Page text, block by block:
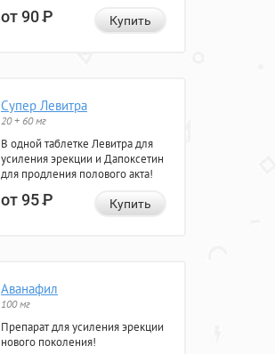
от 90Р Купить
Супер Левитра
20 + 60 мг
В одной таблетке Левитра для
усиления эрекции и Дапоксетин
для продления полового акта!
от 95Р Купить
Аванафил
100 мг
Препарат для усиления эрекции
нового поколения!